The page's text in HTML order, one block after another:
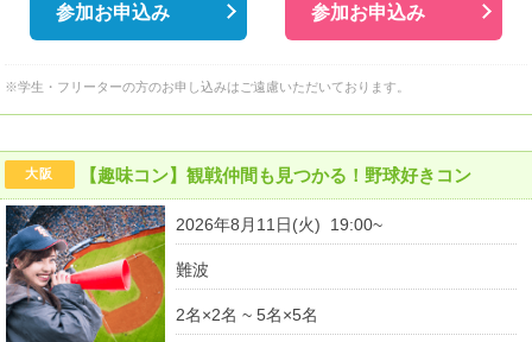
参加お申込み 参加お申込み
※学生・フリーターの方のお申し込みはご遠慮いただいております。
大阪 【趣味コン】観戦仲間も見つかる！野球好きコン
2026年8月11日(火) 19:00~
難波
2名×2名 ~ 5名×5名